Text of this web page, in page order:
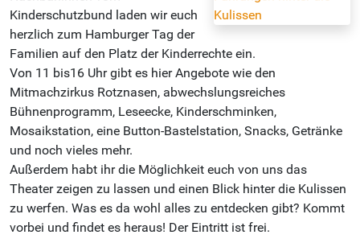
Kinderschutzbund laden wir euch
herzlich zum Hamburger Tag der
Familien auf den Platz der Kinderrechte ein.
Von 11 bis16 Uhr gibt es hier Angebote wie den
Mitmachzirkus Rotznasen, abwechslungsreiches
Bühnenprogramm, Leseecke, Kinderschminken,
Mosaikstation, eine Button-Bastelstation, Snacks, Getränke
und noch vieles mehr.
Außerdem habt ihr die Möglichkeit euch von uns das
Theater zeigen zu lassen und einen Blick hinter die Kulissen
zu werfen. Was es da wohl alles zu entdecken gibt? Kommt
vorbei und findet es heraus! Der Eintritt ist frei.